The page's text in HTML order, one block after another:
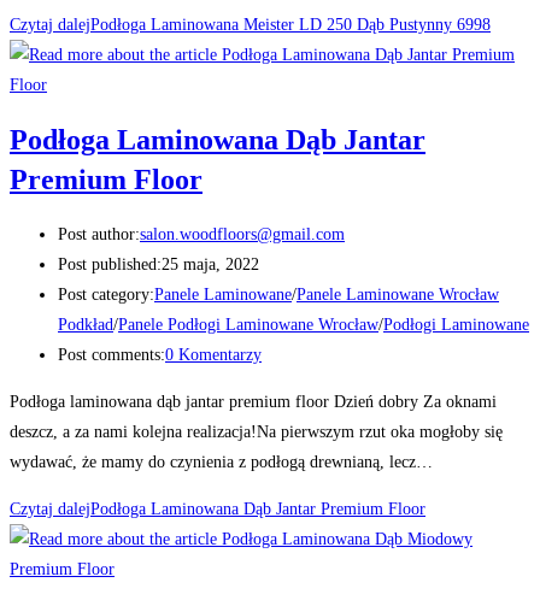
Czytaj dalejPodłoga Laminowana Meister LD 250 Dąb Pustynny 6998
Podłoga Laminowana Dąb Jantar
Premium Floor
Post author:salon.woodfloors@gmail.com
Post published:25 maja, 2022
Post category:Panele Laminowane/Panele Laminowane Wrocław
Podkład/Panele Podłogi Laminowane Wrocław/Podłogi Laminowane
Post comments:0 Komentarzy
Podłoga laminowana dąb jantar premium floor Dzień dobry Za oknami
deszcz, a za nami kolejna realizacja!Na pierwszym rzut oka mogłoby się
wydawać, że mamy do czynienia z podłogą drewnianą, lecz…
Czytaj dalejPodłoga Laminowana Dąb Jantar Premium Floor